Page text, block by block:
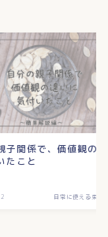
子関係で、価値観の
たこと
日常に使える東洋